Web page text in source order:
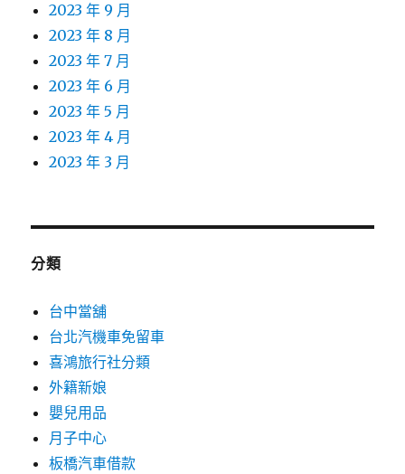
2023 年 9 月
2023 年 8 月
2023 年 7 月
2023 年 6 月
2023 年 5 月
2023 年 4 月
2023 年 3 月
分類
台中當舖
台北汽機車免留車
喜鴻旅行社分類
外籍新娘
嬰兒用品
月子中心
板橋汽車借款